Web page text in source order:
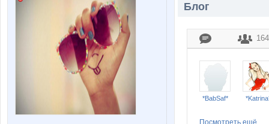
Блог
164
*BabSaf*
Посмотреть ещё